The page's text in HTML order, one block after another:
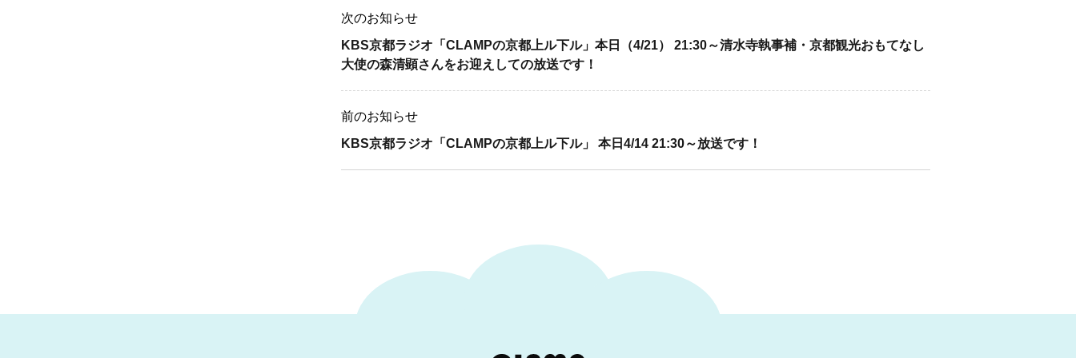
次のお知らせ
KBS京都ラジオ「CLAMPの京都上ル下ル」本日（4/21） 21:30～清水寺執事補・京都観光おもてなし
大使の森清顕さんをお迎えしての放送です！
前のお知らせ
KBS京都ラジオ「CLAMPの京都上ル下ル」 本日4/14 21:30～放送です！